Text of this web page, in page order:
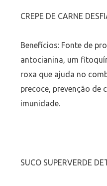
CREPE DE CARNE
Benefícios: Fonte de
antocianina, um
roxa que ajuda no
precoce, prevenção de
imunidade.
SUCO SUPERVERDE